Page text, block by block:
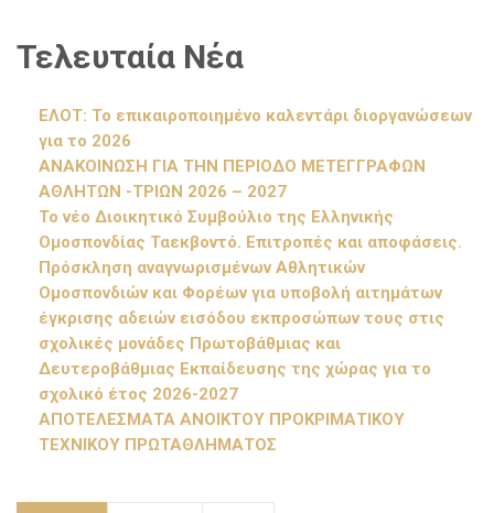
Τελευταία Νέα
ΕΛΟΤ: Το επικαιροποιημένο καλεντάρι διοργανώσεων
για το 2026
ΑΝΑΚΟΙΝΩΣΗ ΓΙΑ ΤΗΝ ΠΕΡΙΟΔΟ ΜΕΤΕΓΓΡΑΦΩΝ
ΑΘΛΗΤΩΝ -ΤΡΙΩΝ 2026 – 2027
Το νέο Διοικητικό Συμβούλιο της Ελληνικής
Ομοσπονδίας Ταεκβοντό. Επιτροπές και αποφάσεις.
Πρόσκληση αναγνωρισμένων Αθλητικών
Ομοσπονδιών και Φορέων για υποβολή αιτημάτων
έγκρισης αδειών εισόδου εκπροσώπων τους στις
σχολικές μονάδες Πρωτοβάθμιας και
Δευτεροβάθμιας Εκπαίδευσης της χώρας για το
σχολικό έτος 2026-2027
ΑΠΟΤΕΛΕΣΜΑΤΑ ΑΝΟΙΚΤΟΥ ΠΡΟΚΡΙΜΑΤΙΚΟΥ
ΤΕΧΝΙΚΟΥ ΠΡΩΤΑΘΛΗΜΑΤΟΣ